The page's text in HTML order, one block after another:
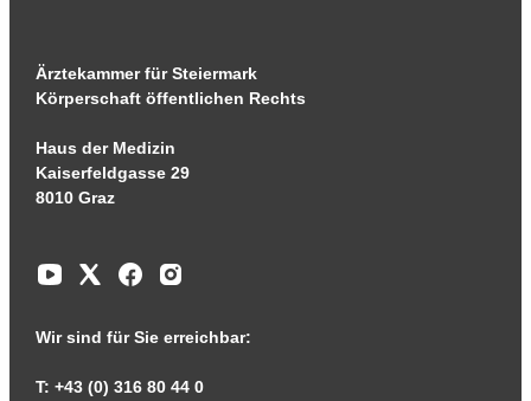
Ärztekammer für Steiermark
Körperschaft öffentlichen Rechts
Haus der Medizin
Kaiserfeldgasse 29
8010 Graz
Wir sind für Sie erreichbar:
T: +43 (0) 316 80 44 0